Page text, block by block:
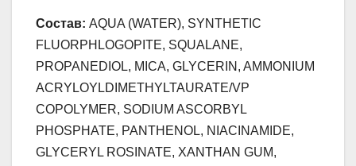
Состав: AQUA (WATER), SYNTHETIC
FLUORPHLOGOPITE, SQUALANE,
PROPANEDIOL, MICA, GLYCERIN, AMMONIUM
ACRYLOYLDIMETHYLTAURATE/VP
COPOLYMER, SODIUM ASCORBYL
PHOSPHATE, PANTHENOL, NIACINAMIDE,
GLYCERYL ROSINATE, XANTHAN GUM,